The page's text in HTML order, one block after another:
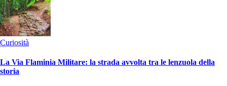
Curiosità
La Via Flaminia Militare: la strada avvolta tra le lenzuola della
storia